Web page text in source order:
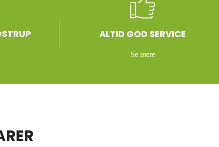
ALTID GOD SERVICE
Se mere